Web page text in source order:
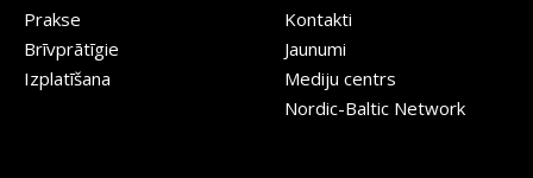
Prakse
Brīvprātīgie
Izplatīšana
Kontakti
Jaunumi
Mediju centrs
Nordic-Baltic Network